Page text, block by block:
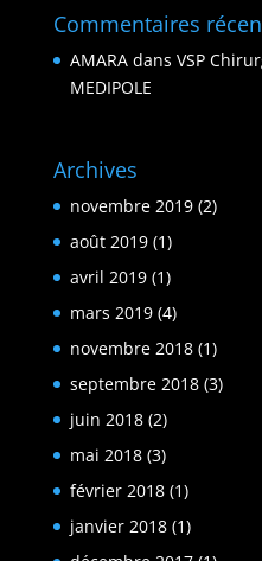
Commentaires
AMARAdans VSP
MEDIPOLE
Archives
novembre 2019(2)
août 2019(1)
avril 2019(1)
mars 2019(4)
novembre 2018(1)
septembre 2018(3)
juin 2018(2)
mai 2018(3)
février 2018(1)
janvier 2018(1)